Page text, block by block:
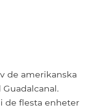
de amerikanska
de flesta enheter